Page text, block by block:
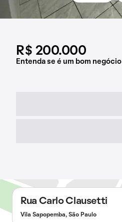
R$ 200.000
Entenda se é um bom negócio
Rua Carlo Clausetti
Vila Sapopemba, São Paulo